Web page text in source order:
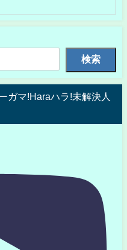
検索
ガマ!Haraハラ!未解決人